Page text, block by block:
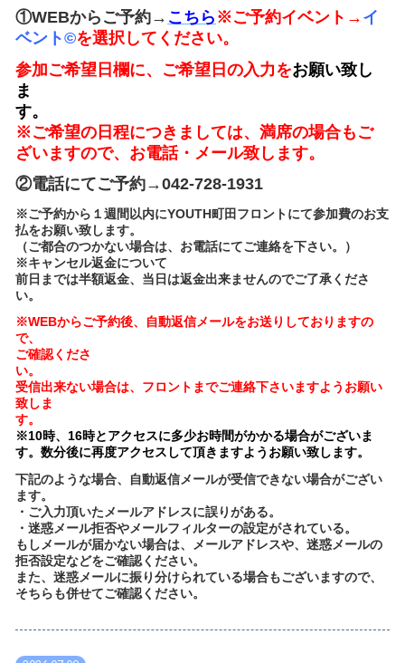
①WEBからご予約→ こちら ※ご予約イベント→ イ
ベント©を選択してください。
参加ご希望日欄に、ご希望日の入力をお願い致し
ま
※ご希望の日程につきましては、満席の場合もご
ざいますので、お電話・メール致します。
②電話にてご予約→042-728-1931
※ご予約から１週間以内にYOUTH町田フロントにて参加費のお支
払をお願い致します。
（ご都合のつかない場合は、お電話にてご連絡を下さい。）
※キャンセル返金について
前日までは半額返金、当日は返金出来ませんのでご了承くださ
い。
※WEBからご予約後、自動返信メールをお送りしておりますの
で、
ご確認くださ
受信出来ない場合は、フロントまでご連絡下さいますようお願い
致しま
※10時、16時とアクセスに多少お時間がかかる場合がございま
す。数分後に再度アクセスして頂きますようお願い致します。
下記のような場合、自動返信メールが受信できない場合がござい
ます。
・ご入力頂いたメールアドレスに誤りがある。
・迷惑メール拒否やメールフィルターの設定がされている。
もしメールが届かない場合は、メールアドレスや、迷惑メールの
拒否設定などをご確認ください。
また、迷惑メールに振り分けられている場合もございますので、
そちらも併せてご確認ください。